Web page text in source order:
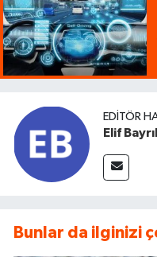
EDITÖR
Elif
Bunlar da ilginizi